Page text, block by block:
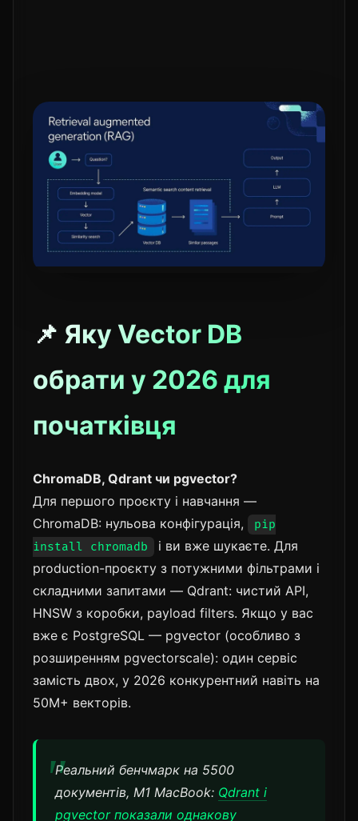
📌 Яку Vector DB
обрати у 2026 для
початківця
ChromaDB, Qdrant чи pgvector?
Для першого проєкту і навчання —
ChromaDB: нульова конфігурація,
pip
install chromadb
і ви вже шукаєте. Для
production-проєкту з потужними фільтрами і
складними запитами — Qdrant: чистий API,
HNSW з коробки, payload filters. Якщо у вас
вже є PostgreSQL — pgvector (особливо з
розширенням pgvectorscale): один сервіс
замість двох, у 2026 конкурентний навіть на
50M+ векторів.
Реальний бенчмарк на 5500
документів, M1 MacBook: Qdrant і
pgvector показали однакову